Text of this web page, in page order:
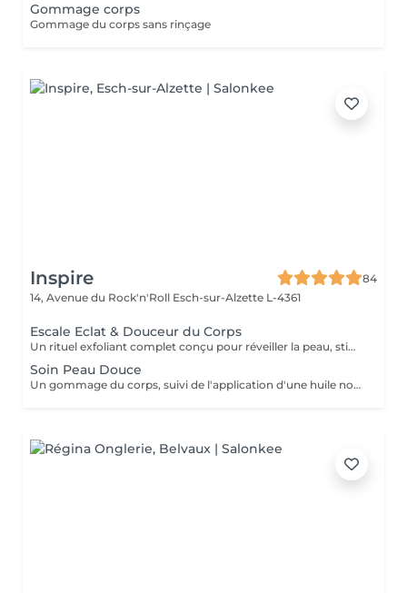
Gommage corps
Gommage du corps sans rinçage
Inspire
84
14, Avenue du Rock'n'Roll Esch-sur-Alzette L-4361
Escale Eclat & Douceur du Corps
Un rituel exfoliant complet conçu pour réveiller la peau, stimuler les tissus et offrir une sensation de renouveau. Réalisé sur l'ensemble du corps, ce soin associe une exfoliation au Gotu Kola et aux actifs végétaux afin d'éliminer les cellules mortes, d'affiner le grain de peau et de favoriser le renouvellement cutané. Les gestes enveloppants stimulent également la microcirculation et procurent une sensation immédiate de légèreté. Après une douche, l'application d'un soin corps au Gotu Kola et au Lotus vient nourrir, assouplir et sublimer la peau tout en prolongeant les bienfaits du rituel. La peau retrouve douceur, éclat et confort, prête à accueillir les beaux jours et les expositions estivales. Une peau lumineuse, soyeuse et délicatement satinée pour briller tout l'été !
Soin Peau Douce
Un gommage du corps, suivi de l'application d'une huile nourrissante pour retrouver la douceur d'une peau de bébé.